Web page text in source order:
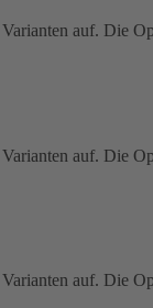
auf. Die
auf. Die
auf. Die